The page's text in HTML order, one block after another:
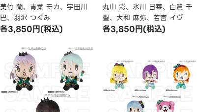
美竹 蘭、青葉 モカ、宇田川
巴、羽沢 つぐみ
各3,850円(税込)
丸山 彩、氷川 日菜、白鷺 千
聖、大和 麻弥、若宮 イヴ
各3,850円(税込)